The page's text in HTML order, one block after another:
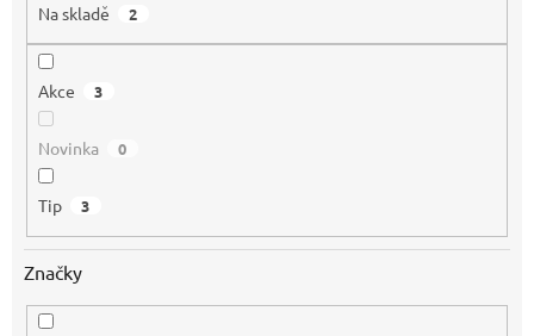
Na skladě 2
Akce 3
Novinka 0
Tip 3
Značky